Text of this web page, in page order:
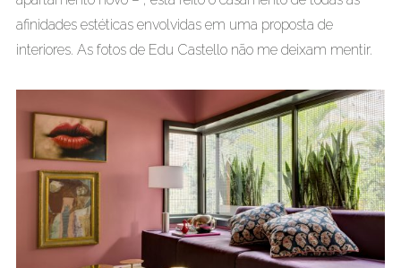
afinidades estéticas envolvidas em uma proposta de
interiores. As fotos de Edu Castello não me deixam mentir.